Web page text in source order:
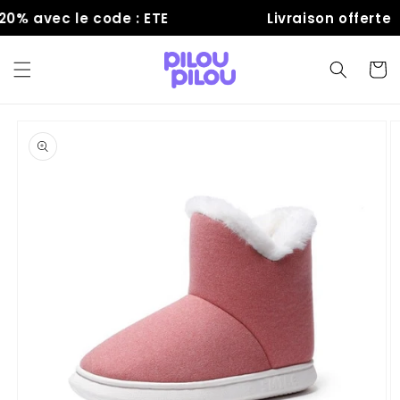
passer
au
avec le code : ETE Livraison offerte
Panier
informations
produits